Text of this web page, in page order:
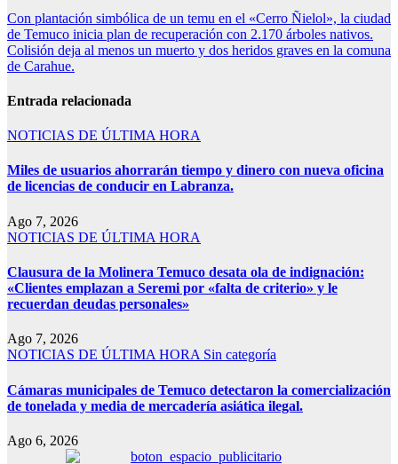
Con plantación simbólica de un temu en el «Cerro Ñielol», la ciudad
de Temuco inicia plan de recuperación con 2.170 árboles nativos.
Colisión deja al menos un muerto y dos heridos graves en la comuna
de Carahue.
Entrada relacionada
NOTICIAS DE ÚLTIMA HORA
Miles de usuarios ahorrarán tiempo y dinero con nueva oficina
de licencias de conducir en Labranza.
Ago 7, 2026
NOTICIAS DE ÚLTIMA HORA
Clausura de la Molinera Temuco desata ola de indignación:
«Clientes emplazan a Seremi por «falta de criterio» y le
recuerdan deudas personales»
Ago 7, 2026
NOTICIAS DE ÚLTIMA HORA Sin categoría
Cámaras municipales de Temuco detectaron la comercialización
de tonelada y media de mercadería asiática ilegal.
Ago 6, 2026